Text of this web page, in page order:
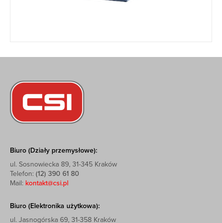
Biuro (Działy przemysłowe):
ul. Sosnowiecka 89, 31-345 Kraków
Telefon: (12) 390 61 80
Mail: kontakt@csi.pl
Biuro (Elektronika użytkowa):
ul. Jasnogórska 69, 31-358 Kraków